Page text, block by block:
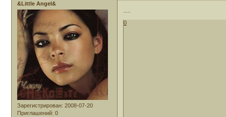
&Little Angel&
Зарегистрирован: 2008-07-20
Приглашений: 0
0